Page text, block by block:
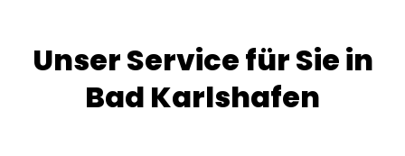
Unser Service für Sie in
Bad Karlshafen